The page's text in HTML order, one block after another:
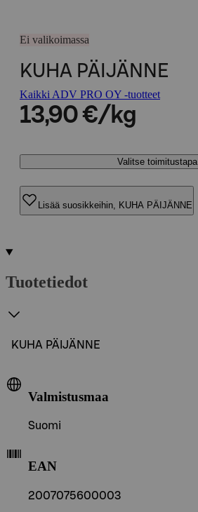
Ei valikoimassa
KUHA PÄIJÄNNE
Kaikki ADV PRO OY -tuotteet
13,90 €/kg
Valitse toimitustapa
Lisää suosikkeihin, KUHA PÄIJÄNNE
Tuotetiedot
KUHA PÄIJÄNNE
Valmistusmaa
Suomi
EAN
2007075600003